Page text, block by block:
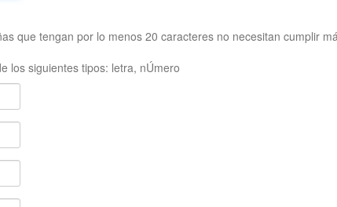
que tengan por lo menos 20 caracteres no necesitan cumplir
los siguientes tipos: letra, nÚmero